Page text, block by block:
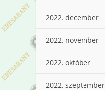
2022. december
2022. november
2022. október
2022. szeptember